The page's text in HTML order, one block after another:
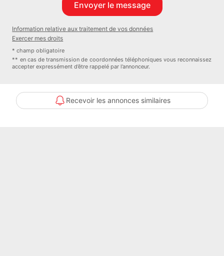
Information relative aux traitement de vos données
Exercer mes droits
* champ obligatoire
** en cas de transmission de coordonnées téléphoniques vous reconnaissez
accepter expressément d’être rappelé par l’annonceur.
Recevoir les annonces similaires